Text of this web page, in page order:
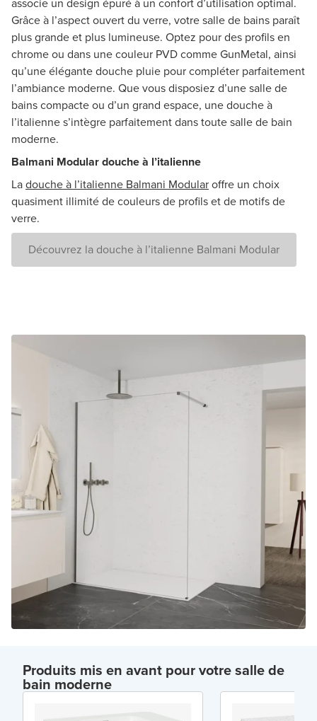
Grâce à l’aspect ouvert du verre, votre salle de bains paraît
plus grande et plus lumineuse. Optez pour des profils en
chrome ou dans une couleur PVD comme GunMetal, ainsi
qu’une élégante douche pluie pour compléter parfaitement
l’ambiance moderne. Que vous disposiez d’une salle de
bains compacte ou d’un grand espace, une douche à
l’italienne s’intègre parfaitement dans toute salle de bain
moderne.
Balmani Modular douche à l’italienne
Ladouche à l’italienne Balmani Modularoffre un choix
quasiment illimité de couleurs de profils et de motifs de
verre.
Découvrez la douche à l’italienne Balmani Modular
Produits mis en avant pour votre salle de
bain moderne